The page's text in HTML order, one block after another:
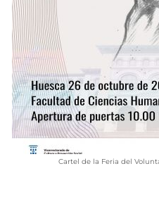
CARTELERA
FARMACIAS
HORÓSCOPO
ESQUELAS
CLUB DEL
Cartel de la Feria del